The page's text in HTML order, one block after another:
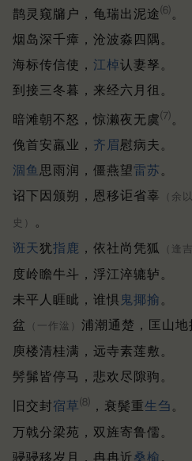
鹊灵窥牖户，龟瑞出泥途⑹ 。
烟岛深千瘴，沧波淼四隅。
海标传信使， 江棹认妻孥。
到接三冬暮，来经六月徂。
暗滩朝不怒，惊濑夜无虞⑺。
俛首安羸业， 齐眉慰病夫。
涸鱼 思雨润，僵燕望雷苏。
诏下因颁朔，恩移讵省辜
（余
史） 。
诳天犹指鹿 ，依社尚凭狐 （逢
度岭瞻牛斗，浮江淬辘轳。
未平人睚眦，谁惧 鬼揶揄。
盆
（一作湓） 浦潮通楚，匡山地
庾楼清桂满，远寺素莲敷。
髣髴皆停马，悲欢尽隙驹。
旧交封宿草⑻ ，衰鬓重生刍。
万戟分梁苑，双旌寄鲁儒。
骎骎移岁月，冉冉近桑榆 。